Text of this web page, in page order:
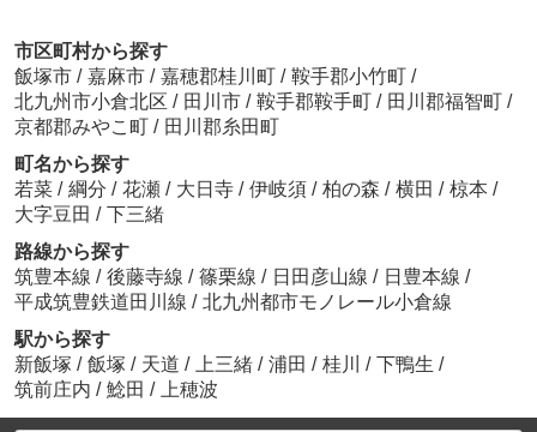
市区町村から探す
飯塚市 / 嘉麻市 / 嘉穂郡桂川町 / 鞍手郡小竹町 /
北九州市小倉北区 / 田川市 / 鞍手郡鞍手町 / 田川郡福智町 /
京都郡みやこ町 / 田川郡糸田町
町名から探す
若菜 / 綱分 / 花瀬 / 大日寺 / 伊岐須 / 柏の森 / 横田 / 椋本 /
大字豆田 / 下三緒
路線から探す
筑豊本線 / 後藤寺線 / 篠栗線 / 日田彦山線 / 日豊本線 /
平成筑豊鉄道田川線 / 北九州都市モノレール小倉線
駅から探す
新飯塚 / 飯塚 / 天道 / 上三緒 / 浦田 / 桂川 / 下鴨生 /
筑前庄内 / 鯰田 / 上穂波